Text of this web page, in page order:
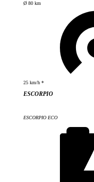
Ø 80 km
25 km/h *
ESCORPIO
ESCORPIO ECO